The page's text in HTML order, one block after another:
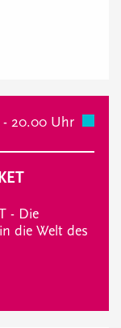
- 20.00 Uhr
- Die
die Welt des